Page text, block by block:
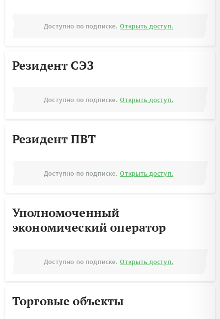
Доступно по подписке. Открыть доступ.
Резидент СЭЗ
Доступно по подписке. Открыть доступ.
Резидент ПВТ
Доступно по подписке. Открыть доступ.
Уполномоченный
экономический оператор
Доступно по подписке. Открыть доступ.
Торговые объекты